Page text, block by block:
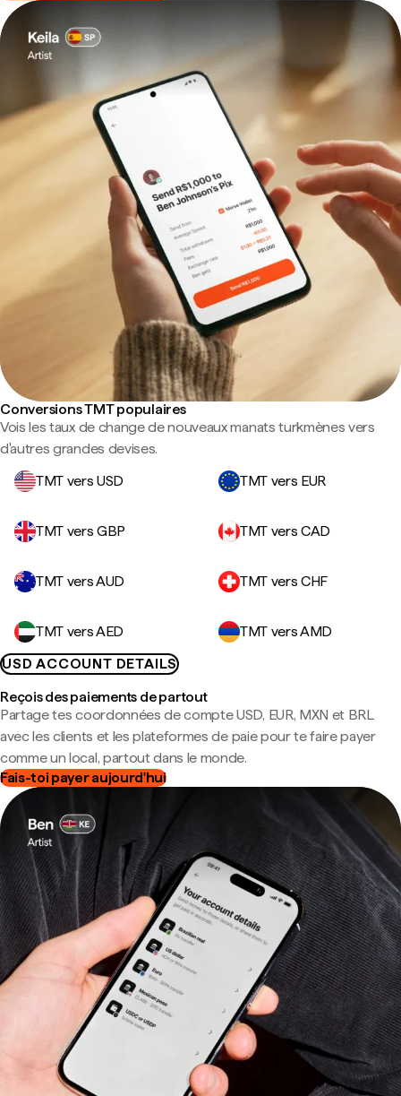
Conversions TMT populaires
Vois les taux de change de nouveaux manats turkmènes vers
d'autres grandes devises.
TMT vers USD
TMT vers EUR
TMT vers GBP TMT vers CAD
TMT vers AUD TMT vers CHF
TMT vers AED
TMT vers AMD
USD ACCOUNT DETAILS
Reçois des paiements de partout
Partage tes coordonnées de compte USD, EUR, MXN et BRL
avec les clients et les plateformes de paie pour te faire payer
comme un local, partout dans le monde.
Fais-toi payer aujourd'hui